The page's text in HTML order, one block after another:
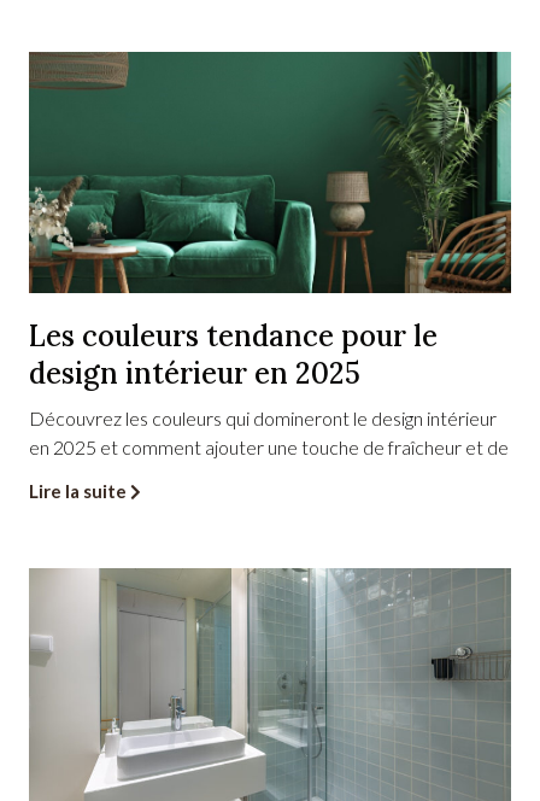
Les couleurs tendance pour le
design intérieur en 2025
Découvrez les couleurs qui domineront le design intérieur
en 2025 et comment ajouter une touche de fraîcheur et de
Lire la suite
Déposez
votre
demande